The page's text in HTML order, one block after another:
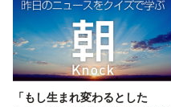
「もし生まれ変わるとした